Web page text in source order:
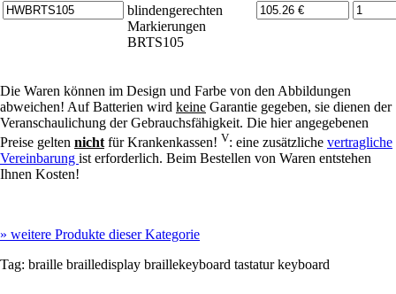
blindengerechten
Markierungen
BRTS105
Die Waren können im Design und Farbe von den Abbildungen
abweichen! Auf Batterien wird keine Garantie gegeben, sie dienen der
Veranschaulichung der Gebrauchsfähigkeit. Die hier angegebenen
Preise gelten nicht für Krankenkassen! V: eine zusätzliche vertragliche
Vereinbarung ist erforderlich. Beim Bestellen von Waren entstehen
Ihnen Kosten!
» weitere Produkte dieser Kategorie
Tag: braille brailledisplay braillekeyboard tastaturkeyboard